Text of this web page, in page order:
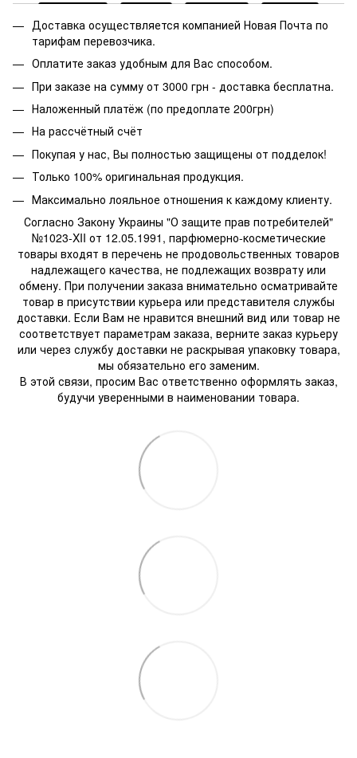
Доставка осуществляется компанией Новая Почта по
тарифам перевозчика.
Оплатите заказ удобным для Вас способом.
При заказе на сумму от 3000 грн - доставка бесплатна.
Наложенный платёж (по предоплате 200грн)
На рассчётный счёт
Покупая у нас, Вы полностью защищены от подделок!
Только 100% оригинальная продукция.
Максимально лояльное отношения к каждому клиенту.
Согласно Закону Украины "О защите прав потребителей"
№1023-XII от 12.05.1991, парфюмерно-косметические
товары входят в перечень не продовольственных товаров
надлежащего качества, не подлежащих возврату или
обмену. При получении заказа внимательно осматривайте
товар в присутствии курьера или представителя службы
доставки. Если Вам не нравится внешний вид или товар не
соответствует параметрам заказа, верните заказ курьеру
или через службу доставки не раскрывая упаковку товара,
мы обязательно его заменим.
В этой связи, просим Вас ответственно оформлять заказ,
будучи уверенными в наименовании товара.